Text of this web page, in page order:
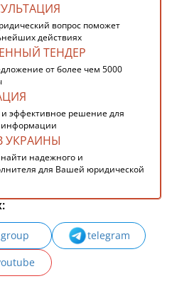
вопрос поможет
действиях
ТЕНДЕР
от более чем 5000
эффективное решение для
информации
УКРАИНЫ
надежного и
для Вашей юридической
group
telegram